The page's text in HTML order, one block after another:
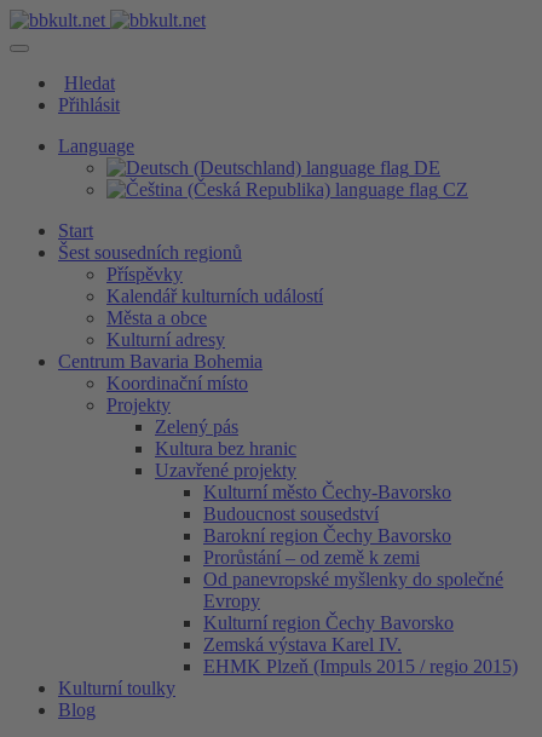
Hledat
Přihlásit
Language
DE
CZ
Start
Šest sousedních regionů
Příspěvky
Kalendář kulturních událostí
Města a obce
Kulturní adresy
Centrum Bavaria Bohemia
Koordinační místo
Projekty
Zelený pás
Kultura bez hranic
Uzavřené projekty
Kulturní město Čechy-Bavorsko
Budoucnost sousedství
Barokní region Čechy Bavorsko
Prorůstání – od země k zemi
Od panevropské myšlenky do společné
Evropy
Kulturní region Čechy Bavorsko
Zemská výstava Karel IV.
EHMK Plzeň (Impuls 2015 / regio 2015)
Kulturní toulky
Blog